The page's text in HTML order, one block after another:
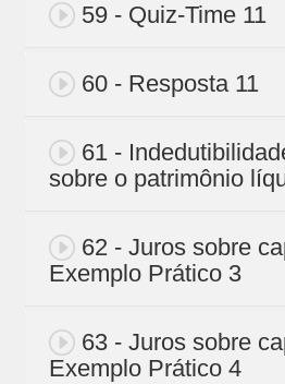
59 - Quiz-Time 11
60 - Resposta 11
61 -
sobre o patrimônio
62 - Juros sobre
Exemplo Prático 3
63 - Juros sobre
Exemplo Prático 4